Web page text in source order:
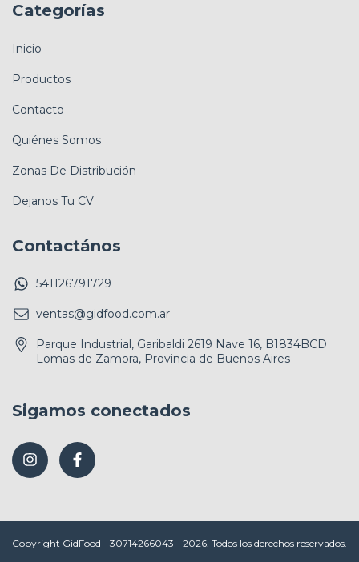
Categorías
Inicio
Productos
Contacto
Quiénes Somos
Zonas De Distribución
Dejanos Tu CV
Contactános
541126791729
ventas@gidfood.com.ar
Parque Industrial, Garibaldi 2619 Nave 16, B1834BCD
Lomas de Zamora, Provincia de Buenos Aires
Sigamos conectados
Copyright GidFood - 30714266043 - 2026. Todos los derechos reservados.